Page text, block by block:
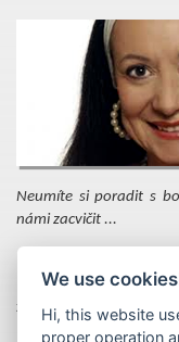
Neumíte si poradit s
námi zacvičit ...
byl
pokračovatelů Josepha
začala učit Pilates
Mgr. R. Sabongui vede
We use
Hi, this website
proper operation